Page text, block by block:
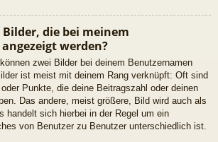
die bei meinem
werden?
zwei Bilder bei deinem Benutzernamen
ist meist mit deinem Rang verknüpft: Oft sind
Punkte, die deine Beitragszahl oder deinen
Das andere, meist größere, Bild wird auch als
handelt sich hierbei in der Regel um ein
von Benutzer zu Benutzer unterschiedlich ist.